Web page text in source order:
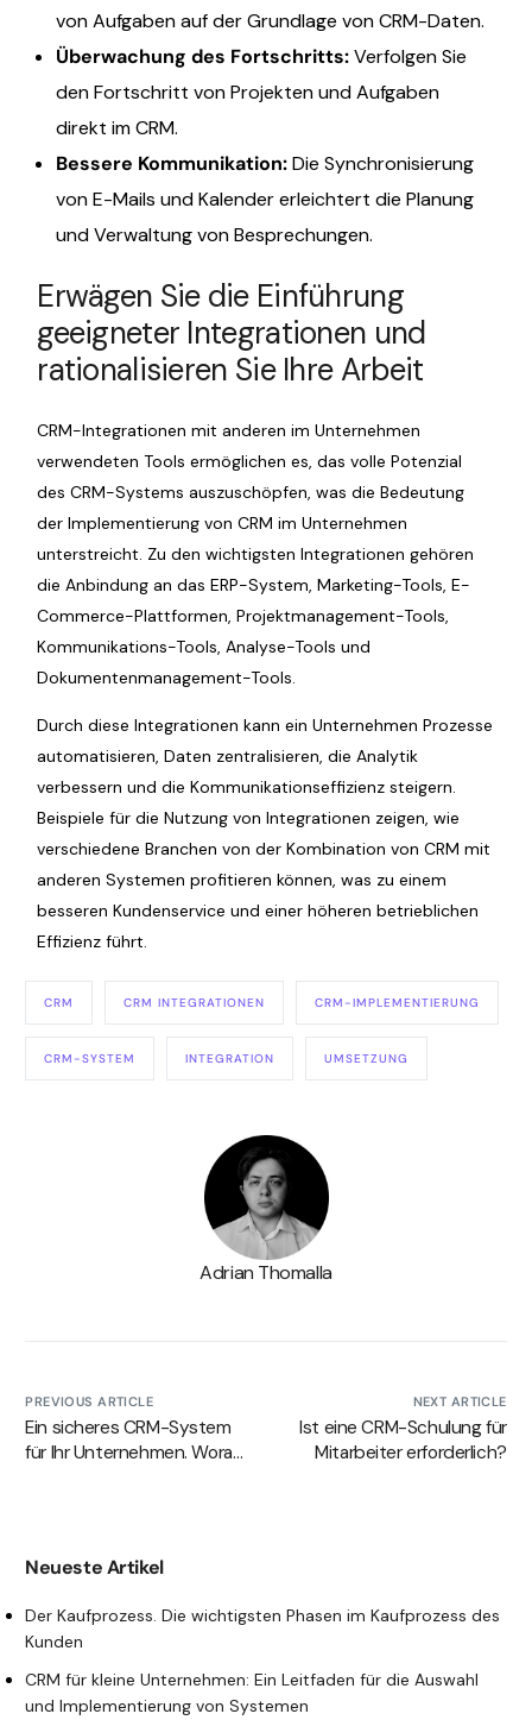
von Aufgaben auf der Grundlage von CRM-Daten.
Überwachung des Fortschritts:Verfolgen Sie
den Fortschritt von Projekten und Aufgaben
direkt im CRM.
Bessere Kommunikation:Die Synchronisierung
von E-Mails und Kalender erleichtert die Planung
und Verwaltung von Besprechungen.
Erwägen Sie die Einführung
geeigneter Integrationen und
rationalisieren Sie Ihre Arbeit
CRM-Integrationen mit anderen im Unternehmen
verwendeten Tools ermöglichen es, das volle Potenzial
des CRM-Systems auszuschöpfen, was die Bedeutung
der Implementierung von CRM im Unternehmen
unterstreicht. Zu den wichtigsten Integrationen gehören
die Anbindung an das ERP-System, Marketing-Tools, E-
Commerce-Plattformen, Projektmanagement-Tools,
Kommunikations-Tools, Analyse-Tools und
Dokumentenmanagement-Tools.
Durch diese Integrationen kann ein Unternehmen Prozesse
automatisieren, Daten zentralisieren, die Analytik
verbessern und die Kommunikationseffizienz steigern.
Beispiele für die Nutzung von Integrationen zeigen, wie
verschiedene Branchen von der Kombination von CRM mit
anderen Systemen profitieren können, was zu einem
besseren Kundenservice und einer höheren betrieblichen
Effizienz führt.
CRM CRM INTEGRATIONEN CRM-IMPLEMENTIERUNG
CRM-SYSTEM INTEGRATION UMSETZUNG
Adrian Thomalla
PREVIOUS ARTICLE
Ein sicheres CRM-System
für Ihr Unternehmen. Worauf
NEXT ARTICLE
Ist eine CRM-Schulung für
Mitarbeiter erforderlich?
Neueste Artikel
Der Kaufprozess. Die wichtigsten Phasen im Kaufprozess des
Kunden
CRM für kleine Unternehmen: Ein Leitfaden für die Auswahl
und Implementierung von Systemen